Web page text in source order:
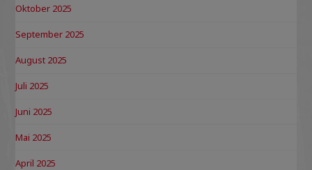
Oktober 2025
September 2025
August 2025
Juli 2025
Juni 2025
Mai 2025
April 2025